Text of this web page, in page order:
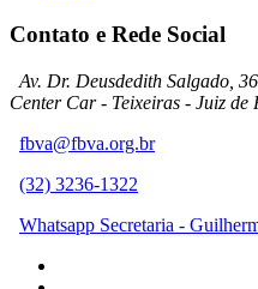
Contato e Rede Social
Av. Dr. Deusdedith Salgado,
Center Car - Teixeiras - Juiz
fbva@fbva.org.br
(32) 3236-1322
Whatsapp Secretaria -